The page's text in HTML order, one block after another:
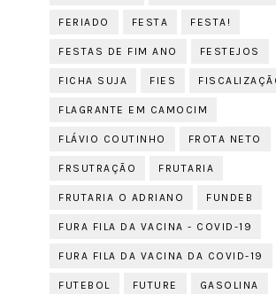
FERIADO FESTA FESTA!
FESTAS DE FIM ANO FESTEJOS
FICHA SUJA FIES
FLAGRANTE EM CAMOCIM
FLÁVIO COUTINHO FROTA NETO
FRSUTRAÇÃO FRUTARIA
FRUTARIA O ADRIANO FUNDEB
FURA FILA DA VACINA - COVID-19
FURA FILA DA VACINA DA COVID-19
FUTEBOL FUTURE GASOLINA